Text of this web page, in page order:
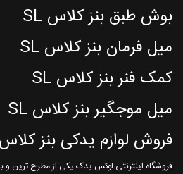
بوش طبق بنز کلاس SL
میل فرمان بنز کلاس SL
کمک فنر بنز کلاس SL
میل موجگیر بنز کلاس SL
فروش لوازم یدکی بنز کلاس SL در ایران
فروشگاه اینترنتی لوکس یدک یکی از مطرح ترین و